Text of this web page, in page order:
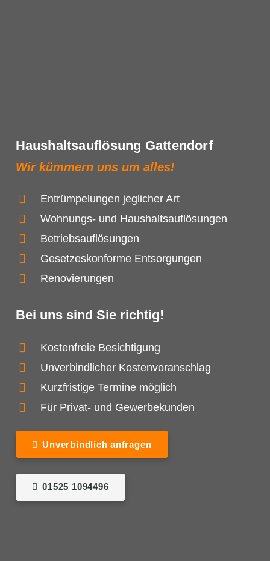
Haushaltsauflösung Gattendorf
Wir kümmern uns um alles!
Entrümpelungen jeglicher Art
Wohnungs- und Haushaltsauflösungen
Betriebsauflösungen
Gesetzeskonforme Entsorgungen
Renovierungen
Bei uns sind Sie richtig!
Kostenfreie Besichtigung
Unverbindlicher Kostenvoranschlag
Kurzfristige Termine möglich
Für Privat- und Gewerbekunden
Unverbindlich anfragen
01525 1094496